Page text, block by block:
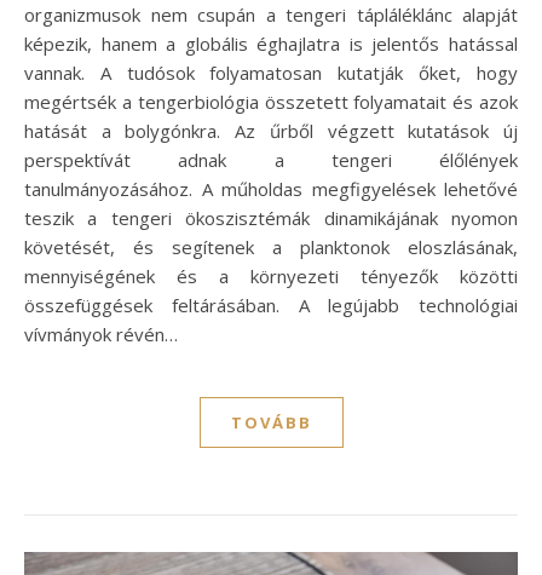
organizmusok nem csupán a tengeri tápláléklánc alapját
képezik, hanem a globális éghajlatra is jelentős hatással
vannak. A tudósok folyamatosan kutatják őket, hogy
megértsék a tengerbiológia összetett folyamatait és azok
hatását a bolygónkra. Az űrből végzett kutatások új
perspektívát adnak a tengeri élőlények
tanulmányozásához. A műholdas megfigyelések lehetővé
teszik a tengeri ökoszisztémák dinamikájának nyomon
követését, és segítenek a planktonok eloszlásának,
mennyiségének és a környezeti tényezők közötti
összefüggések feltárásában. A legújabb technológiai
vívmányok révén…
TOVÁBB